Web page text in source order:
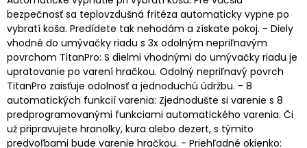
bezpečnosť sa teplovzdušná fritéza automaticky vypne po
vybratí koša. Predídete tak nehodám a získate pokoj. - Diely
vhodné do umývačky riadu s 3x odolným nepriľnavým
povrchom TitanPro: S dielmi vhodnými do umývačky riadu je
upratovanie po varení hračkou. Odolný nepriľnavý povrch
TitanPro zaisťuje odolnosť a jednoduchú údržbu. - 8
automatických funkcií varenia: Zjednodušte si varenie s 8
predprogramovanými funkciami automatického varenia. Či
už pripravujete hranolky, kura alebo dezert, s týmito
predvoľbami bude varenie hračkou. - Priehľadné okienko: